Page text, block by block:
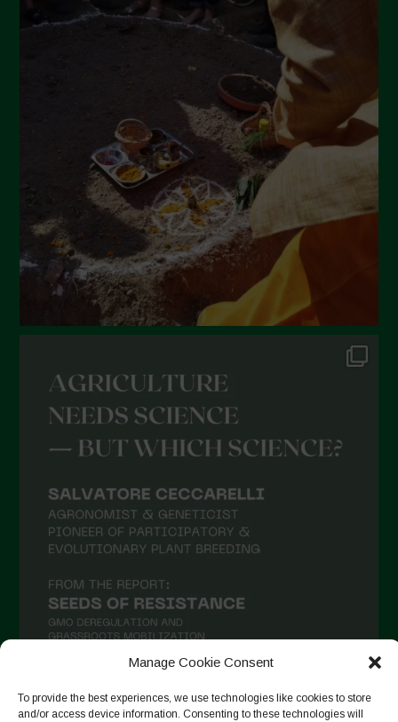
Manage Cookie Consent
To provide the best experiences, we use technologies like cookies to store
and/or access device information. Consenting to these technologies will
Settembre 2022
Aprile 2022
Febbraio 2022
Gennaio 2022
Dicembre 2021
Novembre 2021
Settembre 2021
Agosto 2021
Luglio 2021
Aprile 2021
Febbraio 2021
Gennaio 2021
Novembre 2020